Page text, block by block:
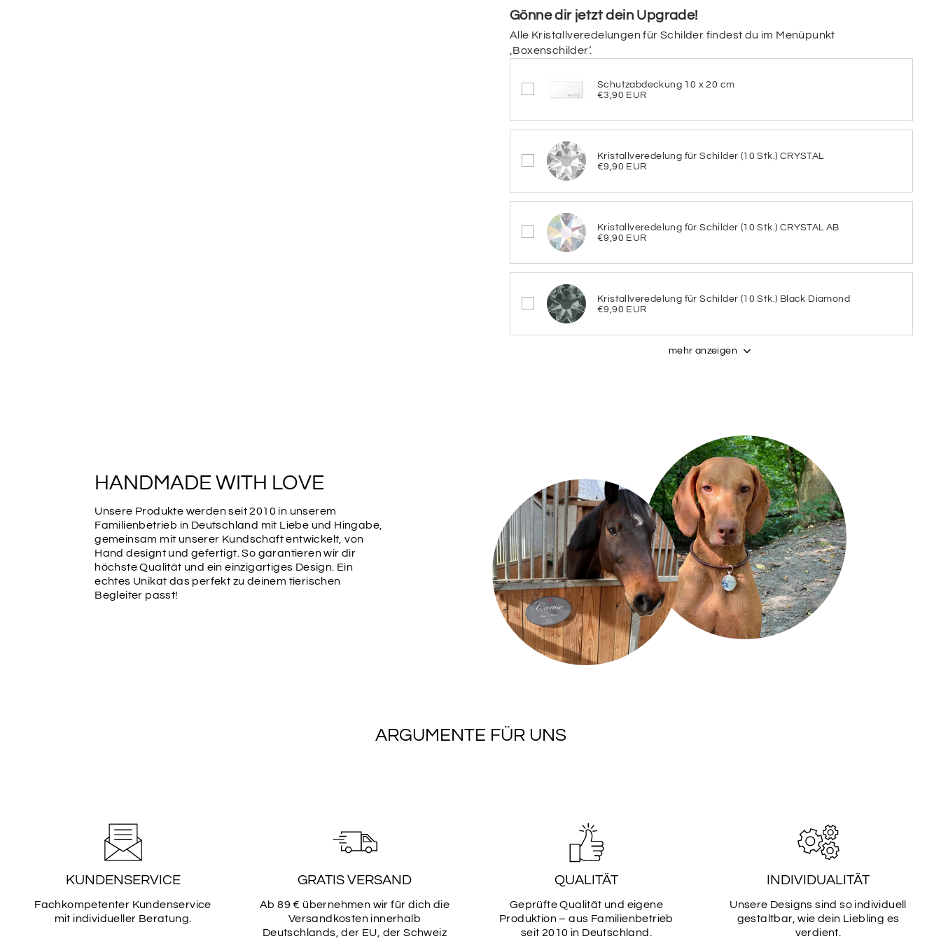
Bitte wähle hier die Farbe des Aluminiums aus.
Farbe des gebürsteten Aluminiums
Schriftfarbe
Schriftfarbe
BRAUN
HELLGRÜN
ORANGE PINK ROSA
ROT SALBEI TEAL
BEERE BURGUNDER WUNSCHFARBE
Schriftarten
Bitte wähle hier deine gewünschte Schriftart aus (bis zu 2)
SCHRIFTART
SCHRIFTART
SCHRIFTART
5
SCHRIFTART
6
Gönne dir jetzt dein Upgrade!
Alle Kristallveredelungen für Schilder findest du im Menüpunkt
‚Boxenschilder‘.
Schutzabdeckung 10 x 20 cm
€3,90 EUR
Kristallveredelung für Schilder (10 Stk.) CRYSTAL
€9,90 EUR
Kristallveredelung für Schilder (10 Stk.) CRYSTAL AB
€9,90 EUR
Kristallveredelung für Schilder (10 Stk.) Black Diamond
€9,90 EUR
mehr anzeigen
HANDMADE WITH LOVE
Unsere Produkte werden seit 2010 in unserem
Familienbetrieb in Deutschland mit Liebe und Hingabe,
gemeinsam mit unserer Kundschaft entwickelt, von
Hand designt und gefertigt. So garantieren wir dir
höchste Qualität und ein einzigartiges Design. Ein
echtes Unikat das perfekt zu deinem tierischen
Begleiter passt!
ARGUMENTE FÜR UNS
KUNDENSERVICE
Fachkompetenter Kundenservice
mit individueller Beratung.
GRATIS VERSAND
Ab 89 € übernehmen wir für dich die
Versandkosten innerhalb
Deutschlands, der EU, der Schweiz
QUALITÄT
Geprüfte Qualität und eigene
Produktion – aus Familienbetrieb
seit 2010 in Deutschland.
INDIVIDUALITÄT
Unsere Designs sind so individuell
gestaltbar, wie dein Liebling es
verdient.